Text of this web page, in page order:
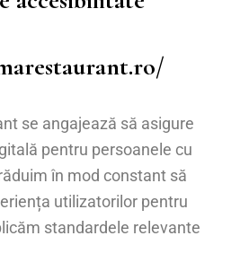
se angajează să asigure
pentru persoanele cu
în mod constant să
utilizatorilor pentru
standardele relevante